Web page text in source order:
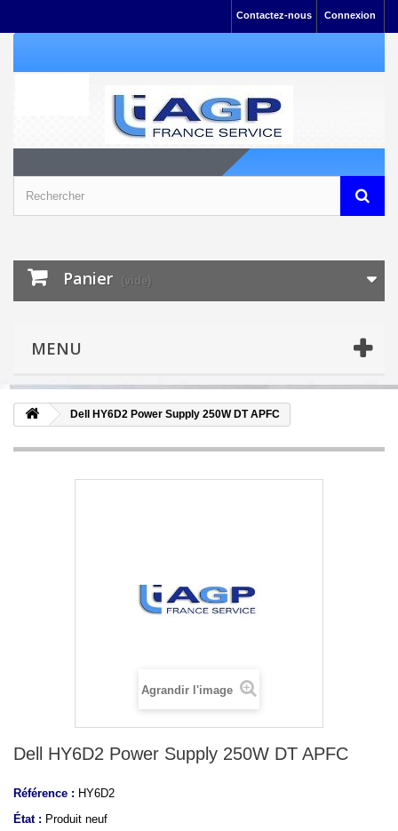
Connexion
Contactez-nous
Panier (vide)
MENU
Dell HY6D2 Power Supply 250W DT APFC
Agrandir l'image
Dell HY6D2 Power Supply 250W DT APFC
Référence : HY6D2
État : Produit neuf